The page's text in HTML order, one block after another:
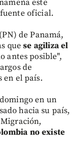
este
oficial.
de Panamá,
quese agiliza el
antes posible",
de
en el país.
en un
hacia su país,
no existe